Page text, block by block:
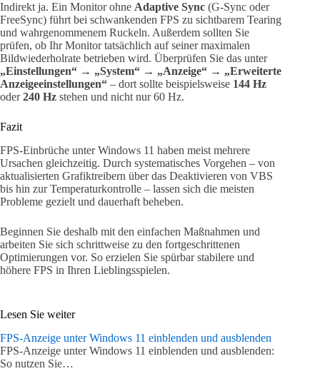
Indirekt ja. Ein Monitor ohne Adaptive Sync (G-Sync oder
FreeSync) führt bei schwankenden FPS zu sichtbarem Tearing
und wahrgenommenem Ruckeln. Außerdem sollten Sie
prüfen, ob Ihr Monitor tatsächlich auf seiner maximalen
Bildwiederholrate betrieben wird. Überprüfen Sie das unter
„Einstellungen“ → „System“ → „Anzeige“ → „Erweiterte
Anzeigeeinstellungen“ – dort sollte beispielsweise 144 Hz
oder240 Hz stehen und nicht nur 60 Hz.
Fazit
FPS-Einbrüche unter Windows 11 haben meist mehrere
Ursachen gleichzeitig. Durch systematisches Vorgehen – von
aktualisierten Grafiktreibern über das Deaktivieren von VBS
bis hin zur Temperaturkontrolle – lassen sich die meisten
Probleme gezielt und dauerhaft beheben.
Beginnen Sie deshalb mit den einfachen Maßnahmen und
arbeiten Sie sich schrittweise zu den fortgeschrittenen
Optimierungen vor. So erzielen Sie spürbar stabilere und
höhere FPS in Ihren Lieblingsspielen.
Lesen Sie weiter
FPS-Anzeige unter Windows 11 einblenden und ausblenden
FPS-Anzeige unter Windows 11 einblenden und ausblenden:
So nutzen Sie…